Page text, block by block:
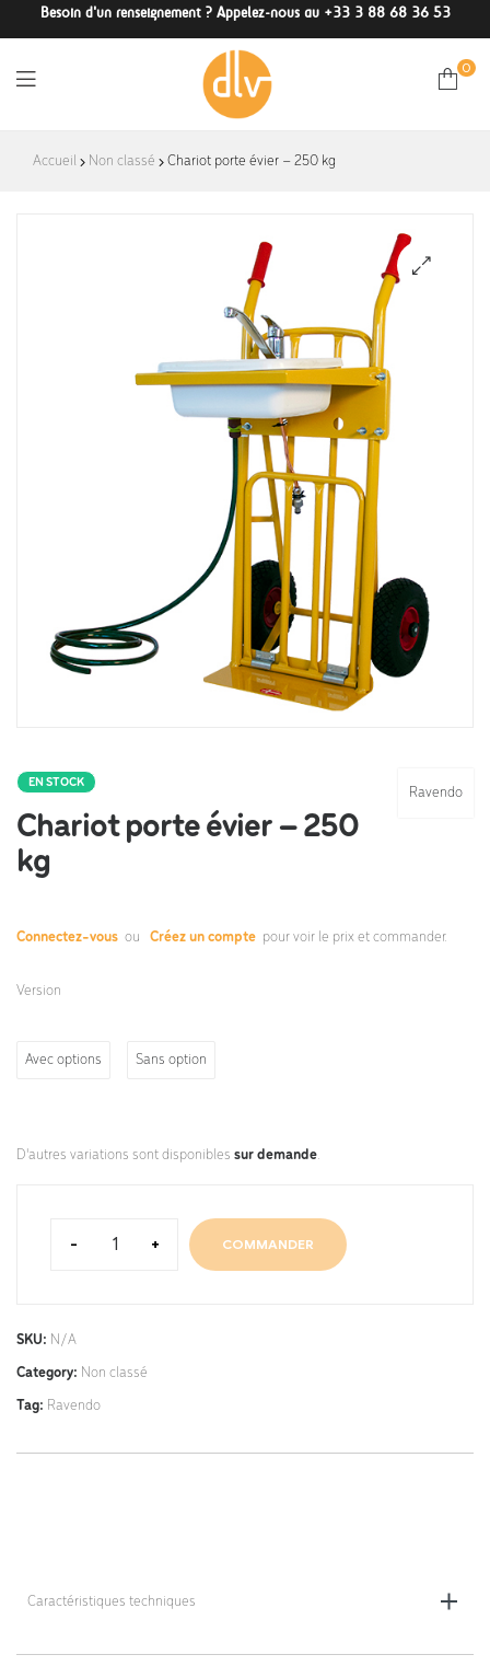
Besoin d'un renseignement ? Appelez-nous au +33 3 88 68 36 53
DLV-
0
Accueil Non classé Chariot porte évier – 250 kg
Ravendo
EN STOCK
Chariot porte évier – 250
kg
Connectez-vous ou Créez un compte pour voir le prix et commander.
Version
Avec options Sans option
D'autres variations sont disponibles sur demande.
- + COMMANDER
SKU: N/A
Category: Non classé
Tag: Ravendo
Caractéristiques techniques
Dimensions : 80 x 52 x 112 cm